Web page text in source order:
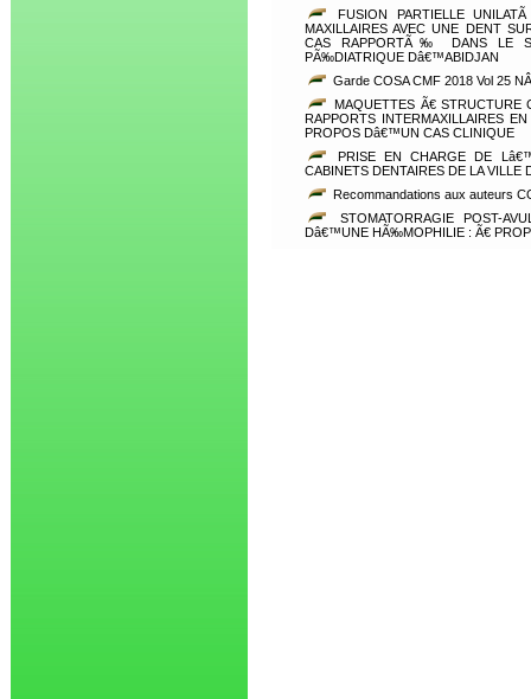
FUSION PARTIELLE
MAXILLAIRES AVEC UNE DENT
CAS RAPPORTÃ‰ DANS LE
PÃ‰DIATRIQUE Dâ€™ABIDJAN
Garde COSA CMF 2018 Vol 25
MAQUETTES Ã€
RAPPORTS INTERMAXILLAIRES
PROPOS Dâ€™UN CAS CLINIQUE
PRISE EN CHARGE DE
CABINETS DENTAIRES DE LA VILLE
Recommandations aux auteurs
STOMATORRAGIE POST-
Dâ€™UNE HÃ‰MOPHILIE : Ã€